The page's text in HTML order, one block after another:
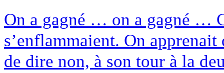
On a gagné … on a gagné …
s’enflammaient. On
de dire non, à son tour à la